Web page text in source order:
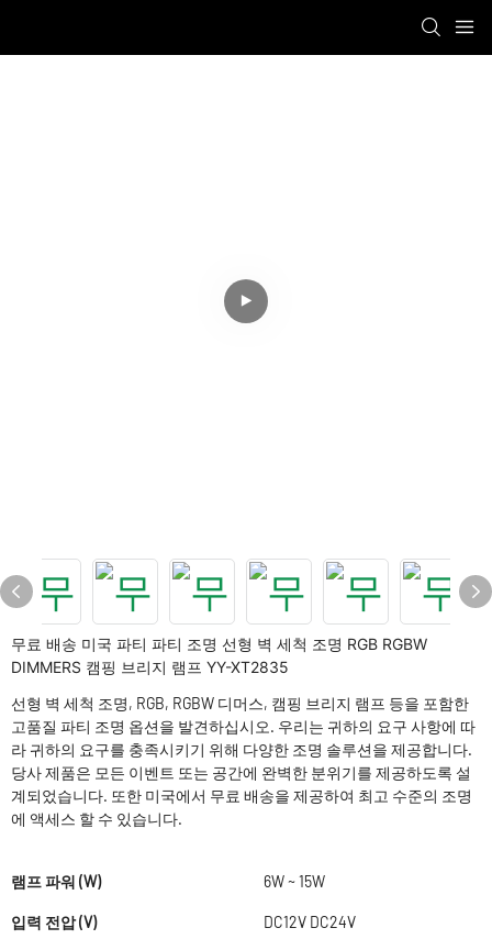
무료 배송 미국 파티 파티 조명 선형 벽 세척 조명 RGB RGBW
DIMMERS 캠핑 브리지 램프 YY-XT2835
선형 벽 세척 조명, RGB, RGBW 디머스, 캠핑 브리지 램프 등을 포함한
고품질 파티 조명 옵션을 발견하십시오. 우리는 귀하의 요구 사항에 따
라 귀하의 요구를 충족시키기 위해 다양한 조명 솔루션을 제공합니다.
당사 제품은 모든 이벤트 또는 공간에 완벽한 분위기를 제공하도록 설
계되었습니다. 또한 미국에서 무료 배송을 제공하여 최고 수준의 조명
에 액세스 할 수 있습니다.
램프 파워 (W) 6W ~ 15W
입력 전압 (V) DC12V DC24V